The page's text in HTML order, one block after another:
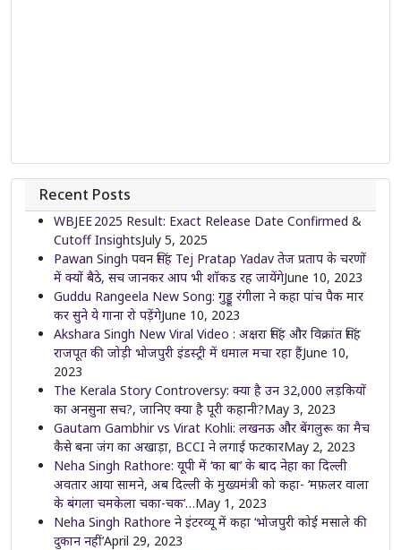
Recent Posts
WBJEE 2025 Result: Exact Release Date Confirmed &
Cutoff InsightsJuly 5, 2025
Pawan Singh पवन सिंह Tej Pratap Yadav तेज प्रताप के चरणों
में क्यों बैठे, सच जानकर आप भी शॉकड रह जायेंगेJune 10, 2023
Guddu Rangeela New Song: गुड्डू रंगीला ने कहा पांच पैक मार
कर सुने ये गाना रो पड़ेंगेJune 10, 2023
Akshara Singh New Viral Video : अक्षरा सिंह और विक्रांत सिंह
राजपूत की जोड़ी भोजपुरी इंडस्ट्री में धमाल मचा रहा हैंJune 10,
2023
The Kerala Story Controversy: क्या है उन 32,000 लड़कियों
का अनसुना सच?, जानिए क्या है पूरी कहानी?May 3, 2023
Gautam Gambhir vs Virat Kohli: लखनऊ और बेंगलुरू का मैच
कैसे बना जंग का अखाड़ा, BCCI ने लगाई फटकारMay 2, 2023
Neha Singh Rathore: यूपी में ‘का बा’ के बाद नेहा का दिल्ली
अवतार आया सामने, अब दिल्ली के मुख्यमंत्री को कहा- ‘मफ़लर वाला
के बंगला चमकेला चका-चक’…May 1, 2023
Neha Singh Rathore ने इंटरव्यू में कहा ‘भोजपुरी कोई मसाले की
दुकान नहीं’April 29, 2023